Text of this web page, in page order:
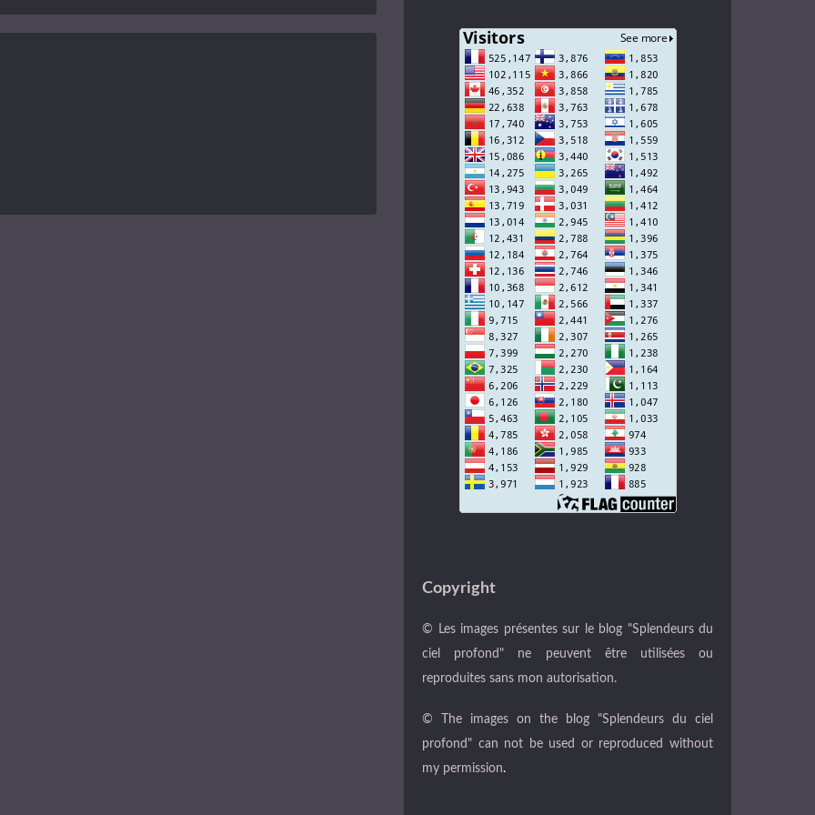
Copyright
© Les images présentes sur le blog "Splendeurs du
ciel profond" ne peuvent être utilisées ou
reproduites sans mon autorisation.
© The images on the blog "Splendeurs du ciel
profond" can not be used or reproduced without
my permission.